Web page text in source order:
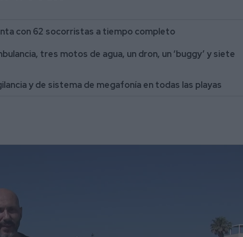
con 62 socorristas a tiempo completo
tres motos de agua, un dron, un ‘buggy’ y siete
y de sistema de megafonía en todas las playas